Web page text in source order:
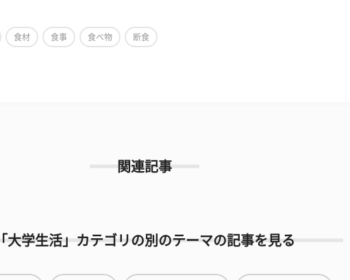
食材 食事 食べ物 断食
関連記事
「大学生活」カテゴリの別のテーマの記事を見る